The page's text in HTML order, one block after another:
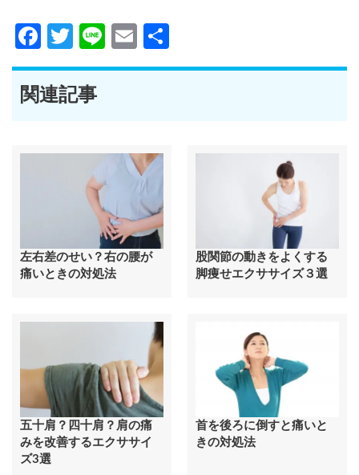
Facebook
Twitter
LineEmail
有
関連記事
左右差のせい？右の腰が
痛いときの対処法
股関節の動きをよくする
脚痩せエクササイズ３選
五十肩？四十肩？肩の痛
みを改善するエクササイ
ズ3選
首を後ろに倒すと痛いと
きの対処法